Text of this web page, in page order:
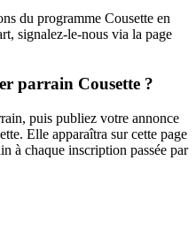
du programme Cousette en
signalez-le-nous via la page
parrain Cousette ?
puis publiez votre annonce
Elle apparaîtra sur cette page
à chaque inscription passée par